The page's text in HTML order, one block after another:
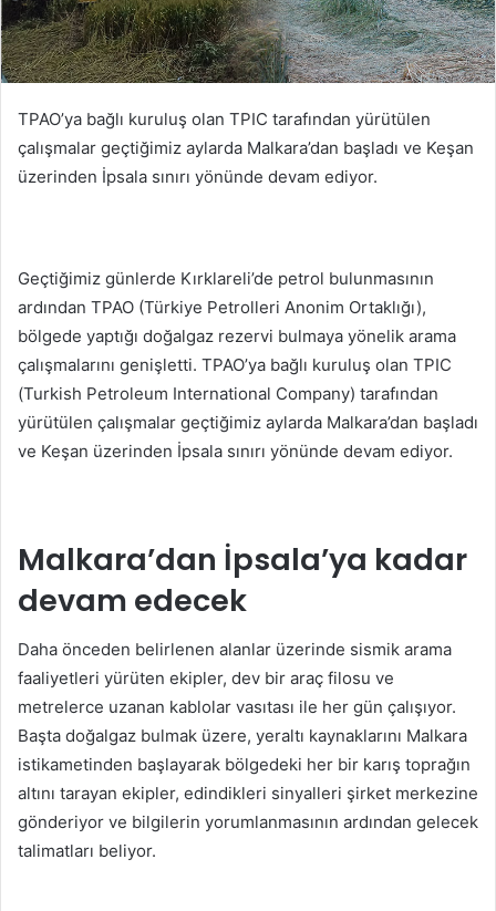
TPAO’ya bağlı kuruluş olan TPIC tarafından yürütülen
çalışmalar geçtiğimiz aylarda Malkara’dan başladı ve Keşan
üzerinden İpsala sınırı yönünde devam ediyor.
Geçtiğimiz günlerde Kırklareli’de petrol bulunmasının
ardından TPAO (Türkiye Petrolleri Anonim Ortaklığı),
bölgede yaptığı doğalgaz rezervi bulmaya yönelik arama
çalışmalarını genişletti. TPAO’ya bağlı kuruluş olan TPIC
(Turkish Petroleum International Company) tarafından
yürütülen çalışmalar geçtiğimiz aylarda Malkara’dan başladı
ve Keşan üzerinden İpsala sınırı yönünde devam ediyor.
Malkara’dan İpsala’ya kadar
devam edecek
Daha önceden belirlenen alanlar üzerinde sismik arama
faaliyetleri yürüten ekipler, dev bir araç filosu ve
metrelerce uzanan kablolar vasıtası ile her gün çalışıyor.
Başta doğalgaz bulmak üzere, yeraltı kaynaklarını Malkara
istikametinden başlayarak bölgedeki her bir karış toprağın
altını tarayan ekipler, edindikleri sinyalleri şirket merkezine
gönderiyor ve bilgilerin yorumlanmasının ardından gelecek
talimatları beliyor.